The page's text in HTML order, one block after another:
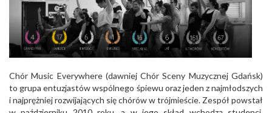
Chór Music Everywhere (dawniej Chór Sceny Muzycznej Gdańsk)
to grupa entuzjastów wspólnego śpiewu oraz jeden z najmłodszych
i najprężniej rozwijających się chórów w trójmieście. Zespół powstał